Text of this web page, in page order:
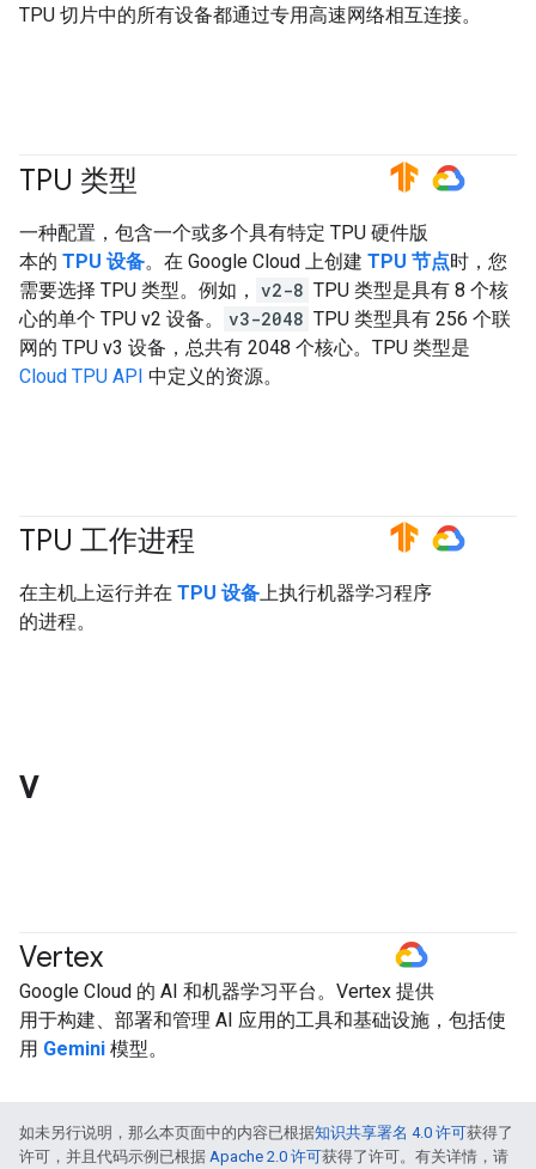
TPU 切片中的所有设备都通过专用高速网络相互连接。
TPU 类型 #TensorFlow #GoogleCloud
一种配置，包含一个或多个具有特定 TPU 硬件版
本的 TPU 设备。在 Google Cloud 上创建 TPU 节点时，您
需要选择 TPU 类型。例如， v2-8 TPU 类型是具有 8 个核
心的单个 TPU v2 设备。
v3-2048 TPU 类型具有 256 个联
网的 TPU v3 设备，总共有 2048 个核心。TPU 类型是
Cloud TPU API 中定义的资源。
TPU 工作进程 #TensorFlow #GoogleCloud
在主机上运行并在 TPU 设备 上执行机器学习程序
的进程。
V
Vertex #GoogleCloud
Google Cloud 的 AI 和机器学习平台。Vertex 提供
用于构建、部署和管理 AI 应用的工具和基础设施，包括使
用 Gemini 模型。
如未另行说明，那么本页面中的内容已根据知识共享署名 4.0 许可获得了
许可，并且代码示例已根据 Apache 2.0 许可获得了许可。有关详情，请